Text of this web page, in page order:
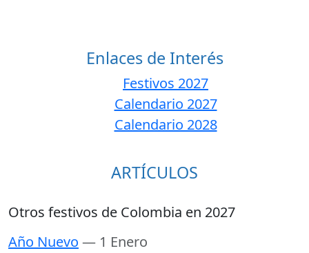
Enlaces de Interés
Festivos 2027
Calendario 2027
Calendario 2028
ARTÍCULOS
Otros festivos de Colombia en 2027
Año Nuevo — 1 Enero